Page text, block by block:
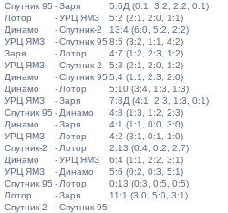
Спутник 95 -Заря
5:6Д (0:1, 3:2, 2:2, 0:1)
Лотор -УРЦ ЯМЗ
5:2 (2:1, 2:0, 1:1)
Динамо -Спутник-2
13:4 (6:0, 5:2, 2:2)
УРЦ ЯМЗ -Спутник 95 8:5 (3:2, 1:1, 4:2)
Заря - Лотор
4:7 (1:2, 2:3, 1:2)
УРЦ ЯМЗ -Спутник-2
5:3 (2:1, 2:0, 1:2)
Динамо -Спутник 95 5:4 (1:1, 2:3, 2:0)
Динамо - Лотор
5:10 (3:4, 1:3, 1:3)
УРЦ ЯМЗ -Заря
7:8Д (4:1, 2:3, 1:3, 0:1)
Спутник 95 - Динамо
4:8 (1:3, 1:2, 2:3)
Динамо -Заря
4:1 (1:1, 0:0, 3:0)
УРЦ ЯМЗ - Лотор
4:2 (3:1, 0:1, 1:0)
Спутник-2 - Лотор
2:13 (0:4, 0:2, 2:7)
Динамо -УРЦ ЯМЗ
6:4 (1:1, 2:2, 3:1)
УРЦ ЯМЗ - Динамо
5:6 (0:2, 0:3, 5:1)
Спутник 95 - Лотор
0:13 (0:3, 0:5, 0:5)
Лотор -Заря
11:1 (3:0, 5:0, 3:1)
Спутник-2 -Спутник 95